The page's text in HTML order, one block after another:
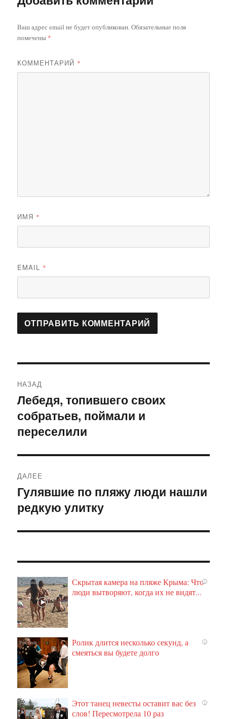
Ваш адрес email не будет опубликован.Обязательные поля
помечены *
КОММЕНТАРИЙ *
ИМЯ *
EMAIL *
по
записям
НАЗАД
Предыдущая
запись:
Лебедя, топившего своих
собратьев, поймали и
переселили
ДАЛЕЕ
Следующая
запись:
Гулявшие по пляжу люди нашли
редкую улитку
i
Скрытая камера на пляже Крыма: Что
люди вытворяют, когда их не видят...
i
Ролик длится несколько секунд, а
смеяться вы будете долго
i
Этот танец невесты оставит вас без
слов! Пересмотрела 10 раз